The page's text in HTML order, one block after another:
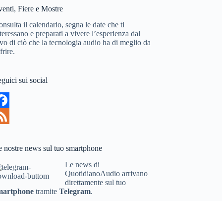
Fiere e Mostre
il calendario, segna le date che ti
e preparati a vivere l’esperienza dal
di ciò che la tecnologia audio ha di meglio da
sui social
nostre news sul tuo smartphone
Le news di
QuotidianoAudio arrivano
direttamente sul tuo
tramiteTelegram.